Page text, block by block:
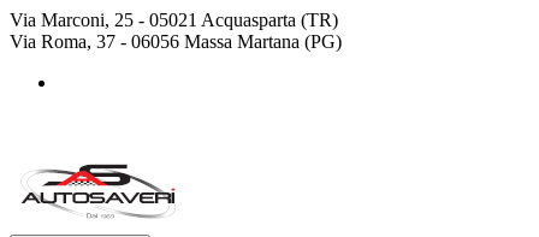
Via Marconi, 25 - 05021 Acquasparta (TR)
Via Roma, 37 - 06056 Massa Martana (PG)